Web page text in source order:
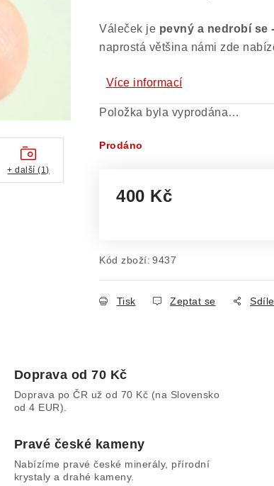
Váleček je pevný a nedrobí se
naprostá většina námi zde
Více informací
Položka byla vyprodána…
Prodáno
400 Kč
Kód zboží: 9437
Tisk Zeptat se
+ další (1)
Doprava od 70 Kč
Doprava po ČR už od 70 Kč (na Slovensko
od 4 EUR).
Pravé české kameny
Nabízíme pravé české minerály, přírodní
krystaly a drahé kameny.